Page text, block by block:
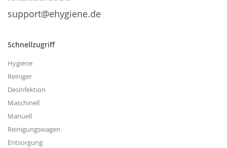
support@ehygiene.de
Schnellzugriff
Hygiene
Reiniger
Desinfektion
Maschinell
Manuell
Reinigungswagen
Entsorgung